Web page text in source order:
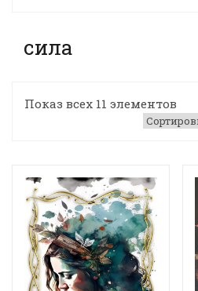
сила
Показ всех 11 элементов